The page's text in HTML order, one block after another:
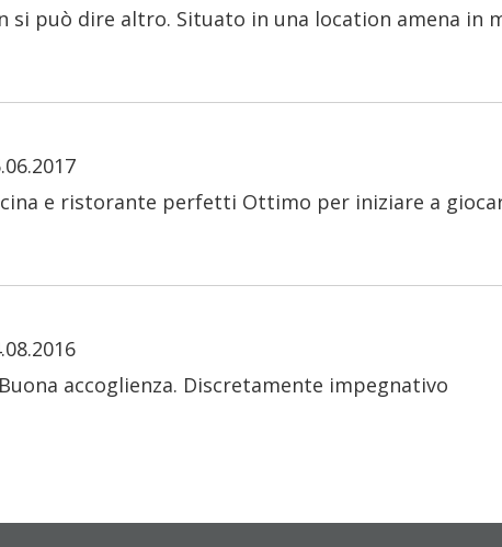
si può dire altro. Situato in una location amena in
e ristorante perfetti Ottimo per iniziare a
accoglienza. Discretamente impegnativo